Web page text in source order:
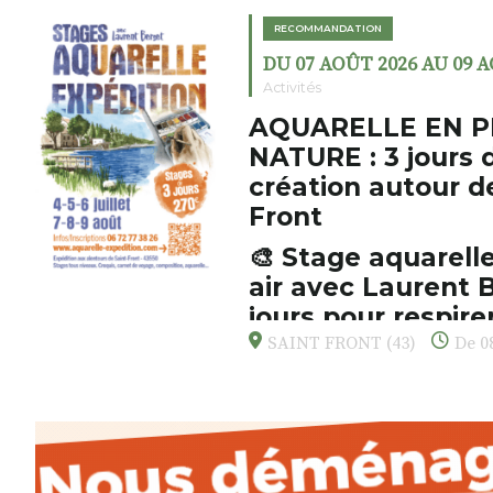
RECOMMANDATION
DU 07 AOÛT 2026 AU 09
Activités
AQUARELLE EN
NATURE : 3 jours
création autour
Front
🎨 Stage
air avec Laurent
jours pour
s’émerveiller
paysages de Haute-Loire ?
Cet été, Laurent Bersetvous
SAINT FRONT (43) De